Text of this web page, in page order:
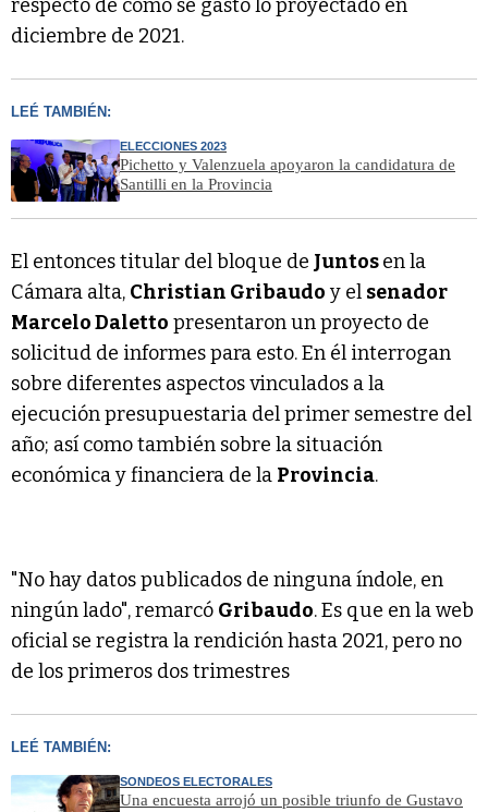
respecto de cómo se gastó lo proyectado en
diciembre de 2021.
LEÉ TAMBIÉN:
ELECCIONES 2023
Pichetto y Valenzuela apoyaron la candidatura de
Santilli en la Provincia
El entonces titular del bloque de Juntosen la
Cámara alta, Christian Gribaudo y el senador
Marcelo Daletto presentaron un proyecto de
solicitud de informes para esto. En él interrogan
sobre diferentes aspectos vinculados a la
ejecución presupuestaria del primer semestre del
año; así como también sobre la situación
económica y financiera de la Provincia.
"No hay datos publicados de ninguna índole, en
ningún lado", remarcó Gribaudo. Es que en la web
oficial se registra la rendición hasta 2021, pero no
de los primeros dos trimestres
LEÉ TAMBIÉN:
SONDEOS ELECTORALES
Una encuesta arrojó un posible triunfo de Gustavo